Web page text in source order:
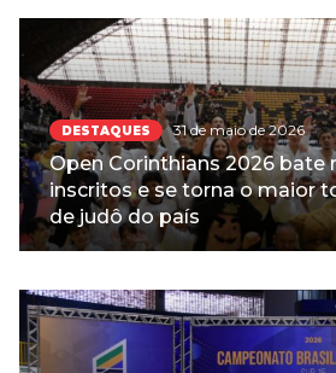
DESTAQUES 31 de maio de 2026
Open Corinthians 2026 bate
inscritos e se torna o maior
de judô do país